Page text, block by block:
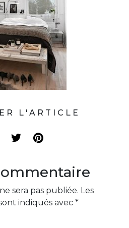
L'ARTICLE
sera pas publiée. Les
indiqués avec *